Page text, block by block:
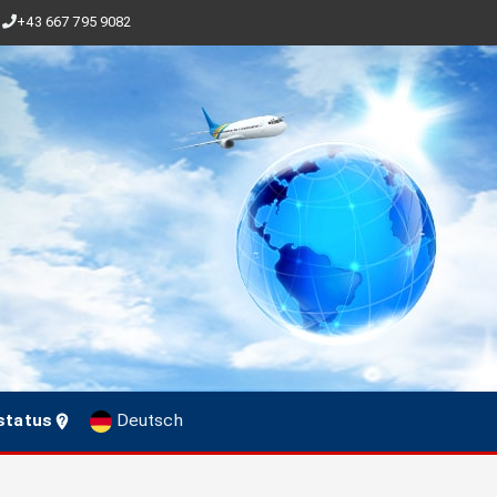
+43 667 795 9082
Deutsch